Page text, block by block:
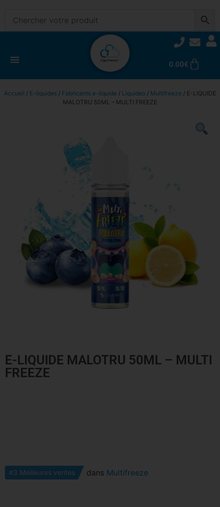
0.00€
Accueil / E-liquides / Fabricants e-liquide / Liquideo / Multifreeze / E-LIQUIDE
MALOTRU 50ML – MULTI FREEZE
E-LIQUIDE MALOTRU 50ML – MULTI
FREEZE
#3 Meilleures ventes dans Multifreeze